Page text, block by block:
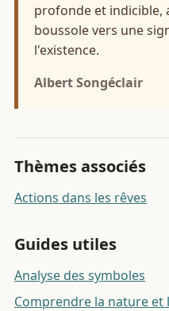
profonde et indicible,
boussole vers une
l'existence.
Albert Songéclair
Thèmes associés
Actions dans les rêves
Guides utiles
Analyse des symboles
Comprendre la nature